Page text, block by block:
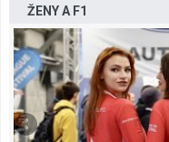
ŽENY A F1